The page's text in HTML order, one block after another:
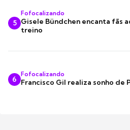
5
Fofocalizando
Gisele Bündchen encanta fãs
treino
6
Fofocalizando
Francisco Gil realiza sonho de